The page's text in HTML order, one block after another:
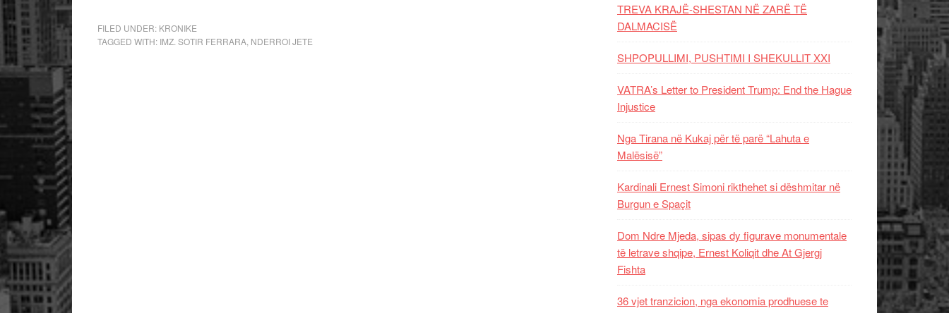
FILED UNDER: KRONIKE
TAGGED WITH: IMZ. SOTIR FERRARA NDERROI JETE
TREVA KRAJË-SHESTAN NË ZARË TË
DALMACISË
SHPOPULLIMI, PUSHTIMI I SHEKULLIT XXI
VATRA’s Letter to President Trump: End the Hague
Injustice
Nga Tirana në Kukaj për të parë “Lahuta e
Malësisë”
Kardinali Ernest Simoni rikthehet si dëshmitar në
Burgun e Spaçit
Dom Ndre Mjeda, sipas dy figurave monumentale
të letrave shqipe, Ernest Koliqit dhe At Gjergj
Fishta
36 vjet tranzicion, nga ekonomia prodhuese te